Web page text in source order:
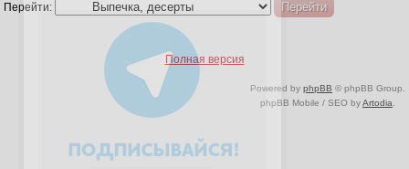
Перейти:
Полная версия
Powered by phpBB © phpBB Group.
phpBB Mobile / SEO byArtodia